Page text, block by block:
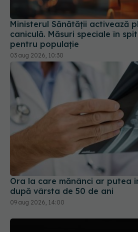
caniculă. Măsuri speciale în
pentru populație
03 aug 2026, 10:30
Ora la care mănânci ar putea
după vârsta de 50 de ani
09 aug 2026, 14:00